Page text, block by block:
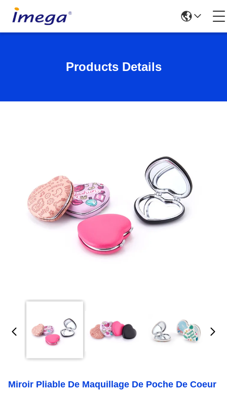
Products Details
Miroir Pliable De Maquillage De Poche De Coeur